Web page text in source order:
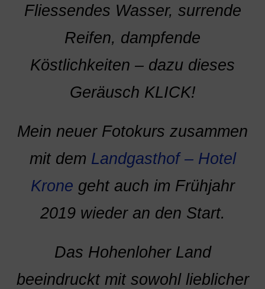
Fliessendes Wasser, surrende
Reifen, dampfende
Köstlichkeiten – dazu dieses
Geräusch KLICK!
Mein neuer Fotokurs zusammen
mit dem Landgasthof – Hotel
Krone geht auch im Frühjahr
2019 wieder an den Start.
Das Hohenloher Land
beeindruckt mit sowohl lieblicher